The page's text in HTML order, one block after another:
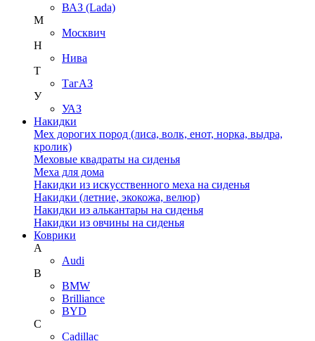
ВАЗ (Lada)
М
Москвич
Н
Нива
Т
ТагАЗ
У
УАЗ
Накидки
Мех дорогих пород (лиса, волк, енот, норка, выдра,
кролик)
Меховые квадраты на сиденья
Меха для дома
Накидки из искусственного меха на сиденья
Накидки (летние, экокожа, велюр)
Накидки из алькантары на сиденья
Накидки из овчины на сиденья
Коврики
A
Audi
B
BMW
Brilliance
BYD
C
Cadillac